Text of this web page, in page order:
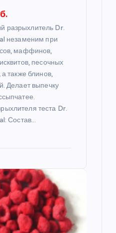
разрыхлитель Dr.
незаменим при
маффинов,
песочных
также блинов,
Делает выпечку
теста Dr.
Состав…